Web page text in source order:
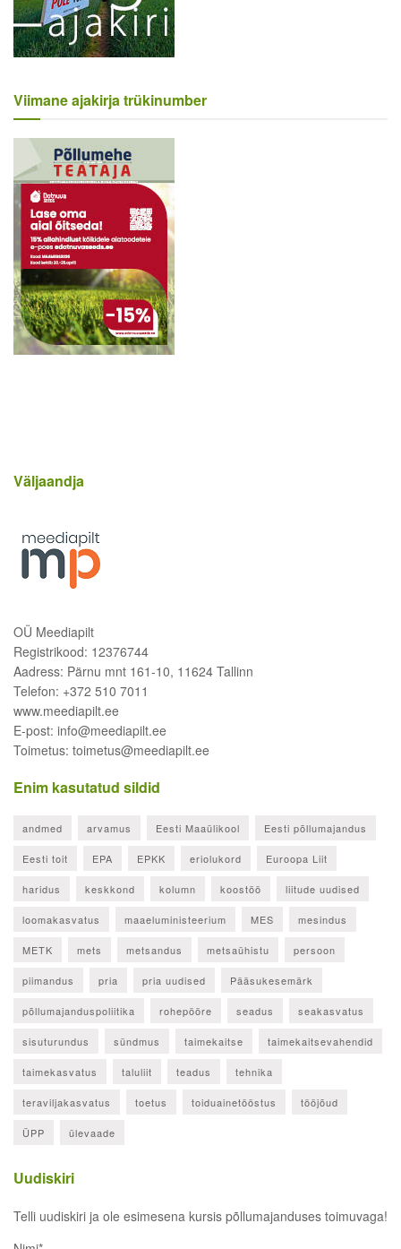
Viimane ajakirja trükinumber
Väljaandja
OÜ Meediapilt
Registrikood: 12376744
Aadress: Pärnu mnt 161-10, 11624 Tallinn
Telefon: +372 510 7011
www.meediapilt.ee
E-post: info@meediapilt.ee
Toimetus: toimetus@meediapilt.ee
Enim kasutatud sildid
andmed arvamus Eesti Maaülikool Eesti põllumajandus
Eesti toit EPA EPKK eriolukord Euroopa Liit
haridus keskkond kolumn koostöö liitude uudised
loomakasvatus maaeluministeerium MES mesindus
METK mets metsandus metsaühistu persoon
piimandus pria pria uudised Pääsukesemärk
põllumajanduspoliitika rohepööre seadus seakasvatus
sisuturundus sündmus taimekaitse taimekaitsevahendid
taimekasvatus taluliit teadus tehnika
teraviljakasvatus toetus toiduainetööstus tööjõud
ÜPP ülevaade
Uudiskiri
Telli uudiskiri ja ole esimesena kursis põllumajanduses toimuvaga!